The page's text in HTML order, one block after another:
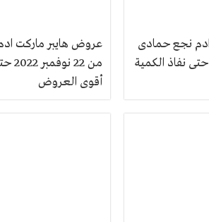
نجع حمادى
من 29 نوفمبر 2022 حتى نفاذ الكمية
عروض هايبر ماركت
من
أقوى العروض